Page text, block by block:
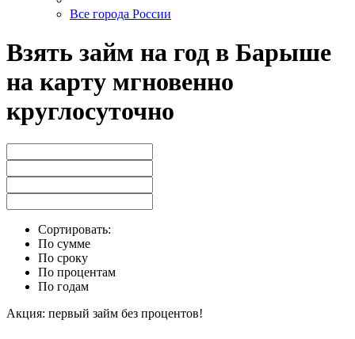
Все города России
Взять займ на год в Барыше
на карту мгновенно
круглосуточно
Сортировать:
По сумме
По сроку
По процентам
По годам
Акция: первый займ без процентов!